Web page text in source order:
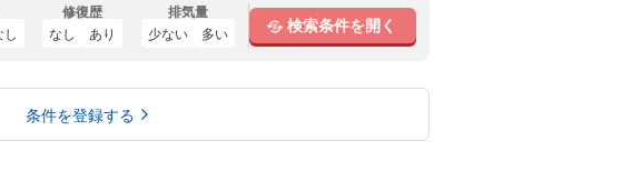
し
修復歴
なし あり
排気量
少ない 多い 検索条件を開く
条件を登録する